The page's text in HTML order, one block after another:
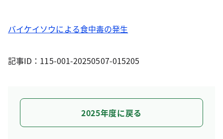
バイケイソウによる食中毒の発生
記事ID：115-001-20250507-015205
2025年度に戻る